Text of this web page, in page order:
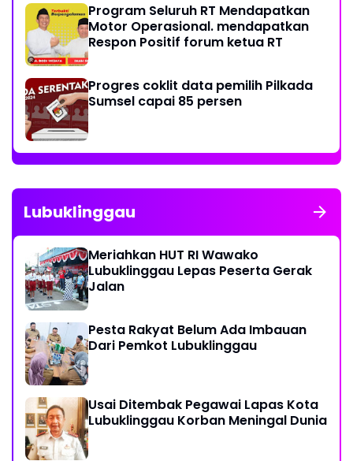
Program Seluruh RT Mendapatkan
Motor Operasional. mendapatkan
Respon Positif forum ketua RT
Progres coklit data pemilih Pilkada
Sumsel capai 85 persen
Lubuklinggau
Meriahkan HUT RI Wawako
Lubuklinggau Lepas Peserta Gerak
Jalan
Pesta Rakyat Belum Ada Imbauan
Dari Pemkot Lubuklinggau
Usai Ditembak Pegawai Lapas Kota
Lubuklinggau Korban Meningal Dunia